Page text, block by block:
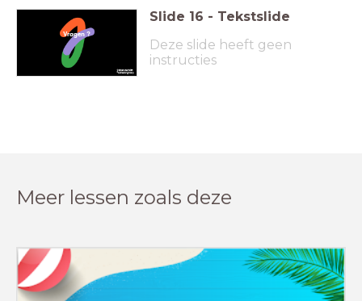
Vragen ?
Slide 16 - Tekstslide
Deze slide heeft geen
instructies
Meer lessen zoals deze